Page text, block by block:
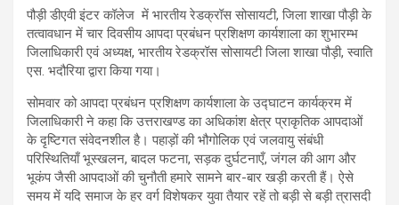
पौड़ी डीएवी इंटर कॉलेज में भारतीय रेडक्रॉस सोसायटी, जिला शाखा पौड़ी के
तत्वावधान में चार दिवसीय आपदा प्रबंधन प्रशिक्षण कार्यशाला का शुभारम्भ
जिलाधिकारी एवं अध्यक्ष, भारतीय रेडक्रॉस सोसायटी जिला शाखा पौड़ी, स्वाति
एस. भदौरिया द्वारा किया गया।
सोमवार को आपदा प्रबंधन प्रशिक्षण कार्यशाला के उद्घाटन कार्यक्रम में
जिलाधिकारी ने कहा कि उत्तराखण्ड का अधिकांश क्षेत्र प्राकृतिक आपदाओं
के दृष्टिगत संवेदनशील है। पहाड़ों की भौगोलिक एवं जलवायु संबंधी
परिस्थितियाँ भूस्खलन, बादल फटना, सड़क दुर्घटनाएँ, जंगल की आग और
भूकंप जैसी आपदाओं की चुनौती हमारे सामने बार-बार खड़ी करती हैं। ऐसे
समय में यदि समाज के हर वर्ग विशेषकर युवा तैयार रहें तो बड़ी से बड़ी त्रासदी